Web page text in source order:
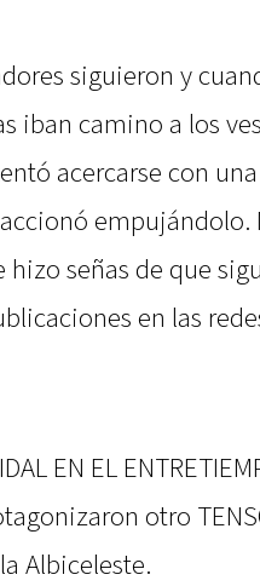
siguieron y
iban camino a los
acercarse con
empujándolo.
señas de que
en las
EN EL
otro
Albiceleste.